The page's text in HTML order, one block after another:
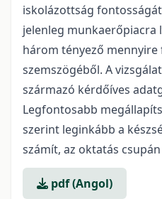
iskolázottság
jelenleg munkaerőpiacra
három tényező
szemszögéből. A
származó kérdőíves
Legfontosabb
szerint leginkább a
számít, az oktatás
pdf (Angol)